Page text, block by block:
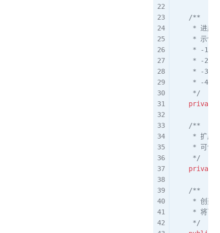
    /**
* 进度
* 示例
* -1:
* -2:
* -3:
* -4:
     */
    private
    /**
* 扩展
* 可包
     */
    private
    /**
* 创建
* 将下
     */